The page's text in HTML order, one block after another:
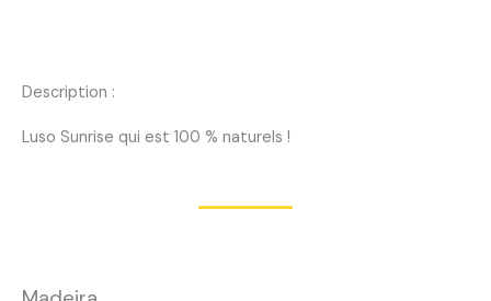
Description :
Luso Sunrise qui est 100 % naturels !